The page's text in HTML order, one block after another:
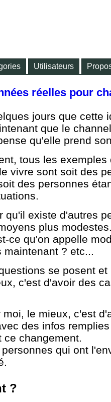
Utilisateurs
réelles pour
jours que cette
que le
qu'elle prend
tous les
vivre sont soit des
des personnes
qu'il existe d'autres
plus
ce qu'on appelle
maintenant ? etc...
se posent
c'est d'avoir des
moi, le mieux, c'est
des infos
ce changement.
qui ont
?​